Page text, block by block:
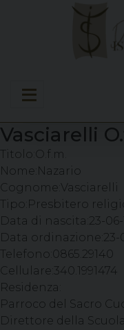
Vasciarelli
Titolo: O.f.m.
Nome: Nazario
Cognome: Vasciarelli
Tipo: Presbitero
Data di nascita: 23-06-
Data ordinazione: 23-
Telefono: 0865.29140
Cellulare: 340.1991474
Residenza:
Parroco del Sacro
Direttore della